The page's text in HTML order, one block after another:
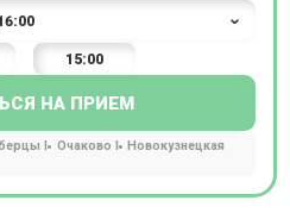
15:00
НА ПРИЕМ
I Очаково I
Новокузнецкая